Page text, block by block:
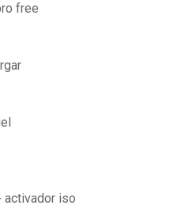
free
activador iso